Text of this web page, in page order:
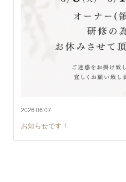
2026.06.07
お知らせです！